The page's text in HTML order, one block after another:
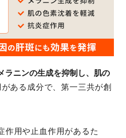
ラニンの生成を抑制し、肌の
ある成分で、第一三共が創
作用や止血作用があるた